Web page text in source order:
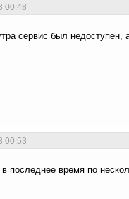
00:48
сервис был недоступен,
00:53
последнее время по